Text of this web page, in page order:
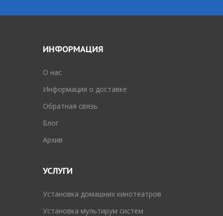
ИНФОРМАЦИЯ
O нас
Информация о доставке
Обратная связь
Блог
Архив
УСЛУГИ
Установка домашних кинотеатров
Установка мультирум систем